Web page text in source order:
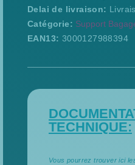
Delai de livraison
Catégorie
Support
EAN13
3000127988394
TECHNIQUE:
Vous pourrez trouver ici